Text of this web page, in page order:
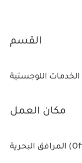
القسم
مكان العمل